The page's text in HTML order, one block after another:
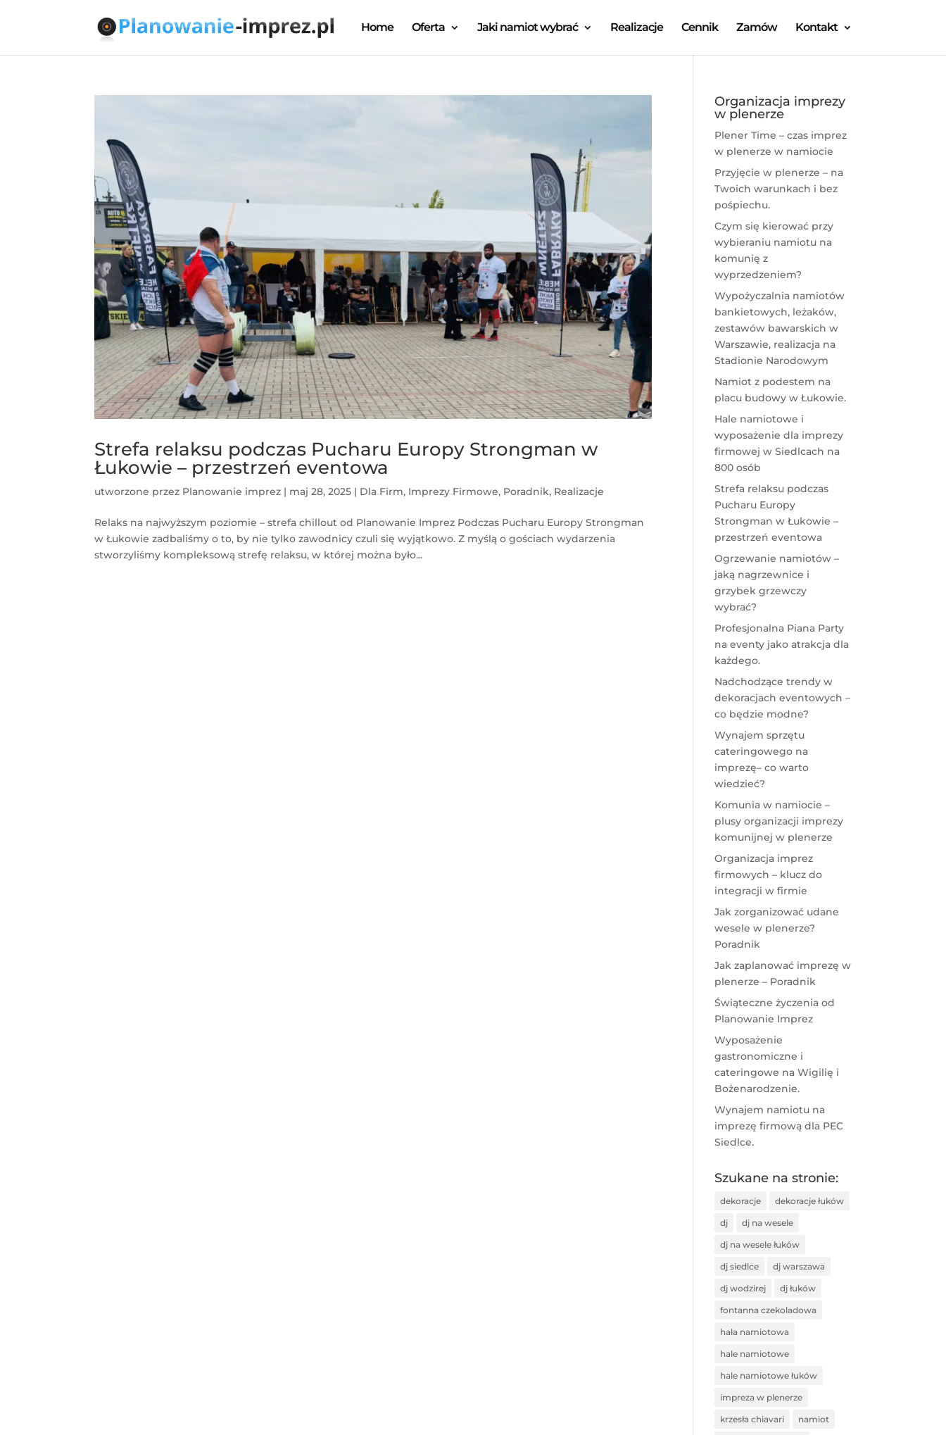
Home Oferta Jaki namiot wybrać Realizacje Cennik Zamów Kontakt
Strefa relaksu podczas Pucharu Europy Strongman w
Łukowie – przestrzeń eventowa
utworzone przez Planowanie imprez | maj 28, 2025 | Dla Firm, Imprezy Firmowe, Poradnik, Realizacje
Relaks na najwyższym poziomie – strefa chillout od Planowanie Imprez Podczas Pucharu Europy Strongman
w Łukowie zadbaliśmy o to, by nie tylko zawodnicy czuli się wyjątkowo. Z myślą o gościach wydarzenia
stworzyliśmy kompleksową strefę relaksu, w której można było...
Organizacja imprezy
w plenerze
Plener Time – czas imprez
w plenerze w namiocie
Przyjęcie w plenerze – na
Twoich warunkach i bez
pośpiechu.
Czym się kierować przy
wybieraniu namiotu na
komunię z
wyprzedzeniem?
Wypożyczalnia namiotów
bankietowych, leżaków,
zestawów bawarskich w
Warszawie, realizacja na
Stadionie Narodowym
Namiot z podestem na
placu budowy w Łukowie.
Hale namiotowe i
wyposażenie dla imprezy
firmowej w Siedlcach na
800 osób
Strefa relaksu podczas
Pucharu Europy
Strongman w Łukowie –
przestrzeń eventowa
Ogrzewanie namiotów –
jaką nagrzewnice i
grzybek grzewczy
wybrać?
Profesjonalna Piana Party
na eventy jako atrakcja dla
każdego.
Nadchodzące trendy w
dekoracjach eventowych –
co będzie modne?
Wynajem sprzętu
cateringowego na
imprezę– co warto
wiedzieć?
Komunia w namiocie –
plusy organizacji imprezy
komunijnej w plenerze
Organizacja imprez
firmowych – klucz do
integracji w firmie
Jak zorganizować udane
wesele w plenerze?
Poradnik
Jak zaplanować imprezę w
plenerze – Poradnik
Świąteczne życzenia od
Planowanie Imprez
Wyposażenie
gastronomiczne i
cateringowe na Wigilię i
Bożenarodzenie.
Wynajem namiotu na
imprezę firmową dla PEC
Siedlce.
Szukane na stronie:
dekoracje dekoracje łuków
dj dj na wesele
dj na wesele łuków
dj siedlce dj warszawa
dj wodzirej dj łuków
fontanna czekoladowa
hala namiotowa
hale namiotowe
hale namiotowe łuków
impreza w plenerze
krzesła chiavari namiot